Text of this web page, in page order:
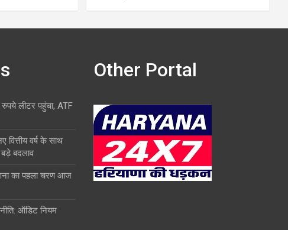
लीटर पहुंचा, ATF
वर्ष के साथ
बदलाव
का पहला चरण आज
ऑडिट नियम
Other Portal